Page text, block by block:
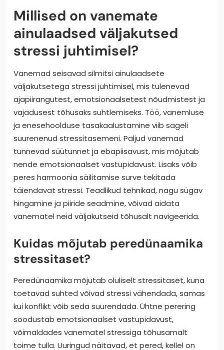
Millised on vanemate
ainulaadsed väljakutsed
stressi juhtimisel?
Vanemad seisavad silmitsi ainulaadsete
väljakutsetega stressi juhtimisel, mis tulenevad
ajapiirangutest, emotsionaalsetest nõudmistest ja
vajadusest tõhusaks suhtlemiseks. Töö, vanemluse
ja enesehoolduse tasakaalustamine viib sageli
suurenenud stressitasemeni. Paljud vanemad
tunnevad süütunnet ja ebapiisavust, mis mõjutab
nende emotsionaalset vastupidavust. Lisaks võib
peres harmoonia säilitamise surve tekitada
täiendavat stressi. Teadlikud tehnikad, nagu sügav
hingamine ja piiride seadmine, võivad aidata
vanematel neid väljakutseid tõhusalt navigeerida.
Kuidas mõjutab peredünaamika
stressitaset?
Peredünaamika mõjutab oluliselt stressitaset, kuna
toetavad suhted võivad stressi vähendada, samas
kui konflikt võib seda suurendada. Ühtne perering
soodustab emotsionaalset vastupidavust,
võimaldades vanematel stressiga tõhusamalt
toime tulla. Uuringud näitavad, et pered, kellel on